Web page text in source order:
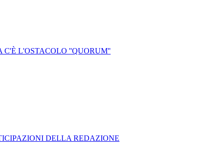
C'È L'OSTACOLO ''QUORUM''
DELLA REDAZIONE